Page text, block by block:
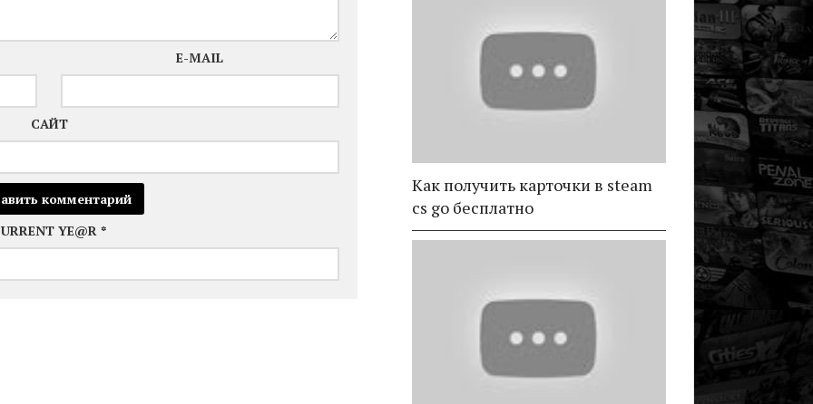
E-MAIL
САЙТ
YE@R *
Как получить карточки в steam
cs go бесплатно